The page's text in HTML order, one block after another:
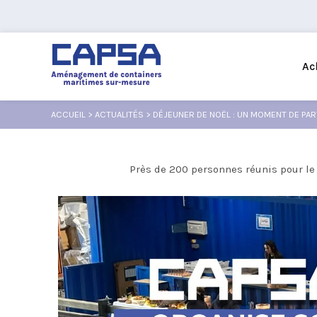
ACCUEIL > ACTUALITÉS > DÉJEUNER DE NOËL : UN MOMENT DE
Près de 200 personnes réunis pour